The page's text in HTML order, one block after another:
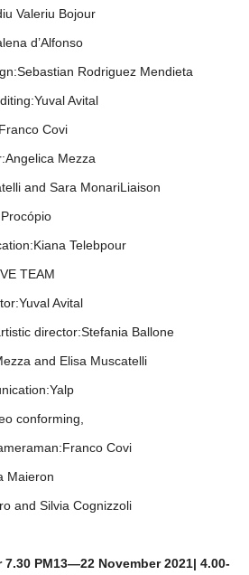
Valeriu Bojour
d’Alfonso
Rodriguez Mendieta
Avital
Covi
Mezza
and Sara MonariLiaison
Telebpour
TEAM
Avital
director:Stefania Ballone
and Elisa Muscatelli
conforming,
Covi
Maieron
and Silvia Cognizzoli
PM13—22 November 2021| 4.00-